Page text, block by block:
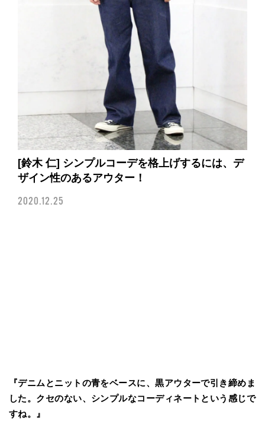
[鈴木 仁] シンプルコーデを格上げするには、デ
ザイン性のあるアウター！
2020.12.25
『デニムとニットの青をベースに、黒アウターで引き締めま
した。クセのない、シンプルなコーディネートという感じで
すね。』